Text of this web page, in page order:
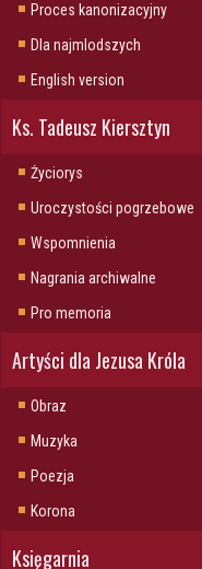
Proces kanonizacyjny
Dla najmlodszych
English version
Ks. Tadeusz Kiersztyn
Życiorys
Uroczystości pogrzebowe
Wspomnienia
Nagrania archiwalne
Pro memoria
Artyści dla Jezusa Króla
Obraz
Muzyka
Poezja
Korona
Księgarnia